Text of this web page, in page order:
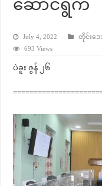
ဆောင်ရွက်
July 4, 2022
တိုင်းဒေ
693 Views
ပဲခူး ဇွန် ၂၆